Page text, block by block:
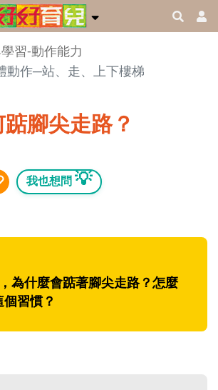
習-動作能力
動作─站、走、上下樓梯
腳尖走路？
我也想問 💡
為什麼會踮著腳尖走路？怎麼
習慣？